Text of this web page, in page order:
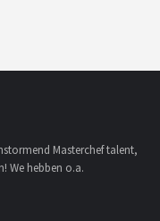
Masterchef talent,
We hebben o.a.